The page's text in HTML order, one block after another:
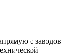
с заводов.